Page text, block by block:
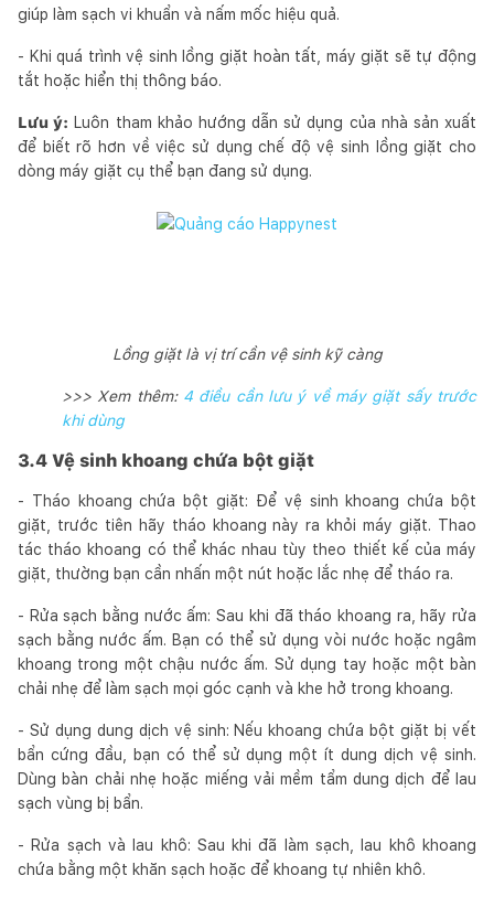
giúp làm sạch vi khuẩn và nấm mốc hiệu quả.
- Khi quá trình vệ sinh lồng giặt hoàn tất, máy giặt sẽ tự động
tắt hoặc hiển thị thông báo.
Lưu ý: Luôn tham khảo hướng dẫn sử dụng của nhà sản xuất
để biết rõ hơn về việc sử dụng chế độ vệ sinh lồng giặt cho
dòng máy giặt cụ thể bạn đang sử dụng.
Lồng giặt là vị trí cần vệ sinh kỹ càng
>>> Xem thêm: 4 điều cần lưu ý về máy giặt sấy trước
khi dùng
3.4 Vệ sinh khoang chứa bột giặt
- Tháo khoang chứa bột giặt: Để vệ sinh khoang chứa bột
giặt, trước tiên hãy tháo khoang này ra khỏi máy giặt. Thao
tác tháo khoang có thể khác nhau tùy theo thiết kế của máy
giặt, thường bạn cần nhấn một nút hoặc lắc nhẹ để tháo ra.
- Rửa sạch bằng nước ấm: Sau khi đã tháo khoang ra, hãy rửa
sạch bằng nước ấm. Bạn có thể sử dụng vòi nước hoặc ngâm
khoang trong một chậu nước ấm. Sử dụng tay hoặc một bàn
chải nhẹ để làm sạch mọi góc cạnh và khe hở trong khoang.
- Sử dụng dung dịch vệ sinh: Nếu khoang chứa bột giặt bị vết
bẩn cứng đầu, bạn có thể sử dụng một ít dung dịch vệ sinh.
Dùng bàn chải nhẹ hoặc miếng vải mềm tẩm dung dịch để lau
sạch vùng bị bẩn.
- Rửa sạch và lau khô: Sau khi đã làm sạch, lau khô khoang
chứa bằng một khăn sạch hoặc để khoang tự nhiên khô.